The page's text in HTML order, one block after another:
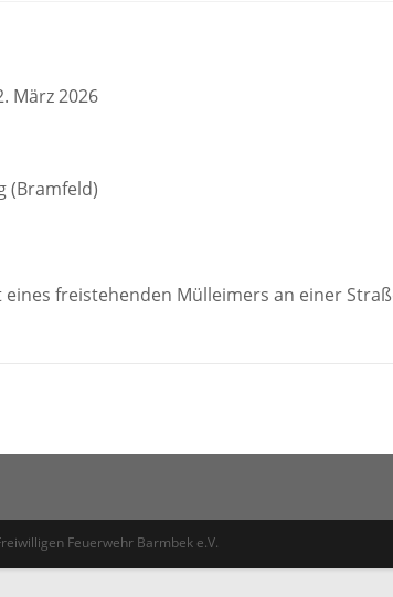
März 2026
(Bramfeld)
eines freistehenden Mülleimers an einer
Feuerwehr Barmbek e.V.